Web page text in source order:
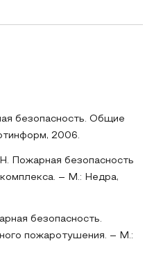
безопасность. Общие
2006.
Пожарная безопасность
– М.: Недра,
безопасность.
пожаротушения. – М.: